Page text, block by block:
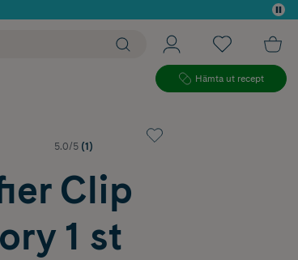
Hämta ut recept
5.0/5 (1)
Clip
1 st